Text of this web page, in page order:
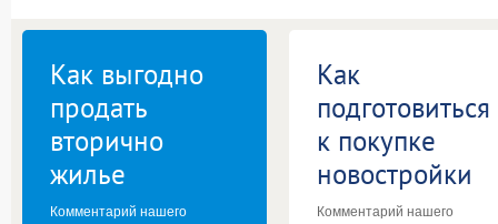
Как выгодно
продать
вторично
жилье
Комментарий нашего
Как
подготовиться
к покупке
новостройки
Комментарий нашего